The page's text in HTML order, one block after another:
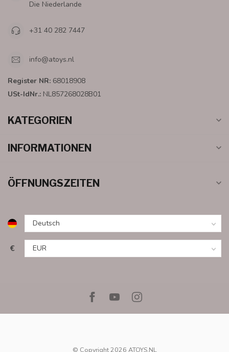
Die Niederlande
+31 40 282 7447
info@atoys.nl
Register NR: 68018908
USt-IdNr.: NL857268028B01
KATEGORIEN
INFORMATIONEN
ÖFFNUNGSZEITEN
€
© Copyright 2026 ATOYS.NL